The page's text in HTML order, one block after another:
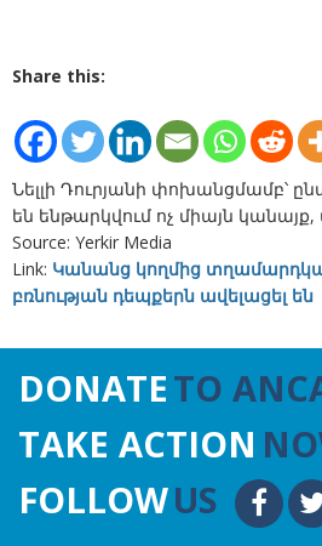
Share this:
Նելլի Դուրյանի փոխանցմամբ՝
են ենթարկվում ոչ միայն
Source: Yerkir Media
Link: Կանանց կողմից
բռնության դեպքերն ավելացել են
DONATETO
TAKE ACTION
FOLLOWUS